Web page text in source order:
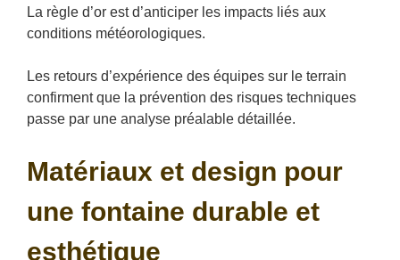
La règle d’or est d’anticiper les impacts liés aux
conditions météorologiques.
Les retours d’expérience des équipes sur le terrain
confirment que la prévention des risques techniques
passe par une analyse préalable détaillée.
Matériaux et design pour
une fontaine durable et
esthétique